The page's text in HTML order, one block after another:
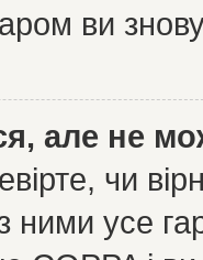
ви
але не
чи
ними усе